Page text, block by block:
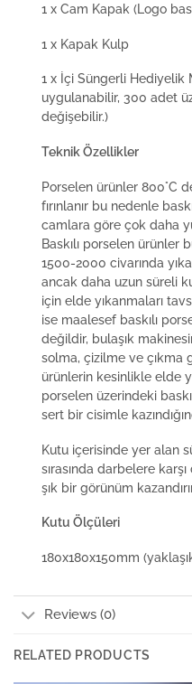
1 x Cam Kapak (Logo
1 x Kapak Kulp
1 x İçi Süngerli Hediyelik
uygulanabilir, 300 adet
değişebilir.)
Teknik Özellikler
Porselen ürünler 800°C
fırınlanır bu nedenle
camlara göre çok daha
Baskılı porselen ürünler
1500-2000 civarında
ancak daha uzun süreli
için elde yıkanmaları
ise maalesef baskılı
değildir, bulaşık
solma, çizilme ve çıkma
ürünlerin kesinlikle elde
porselen üzerindeki
sert bir cisimle
Kutu içerisinde yer alan
sırasında darbelere
şık bir görünüm
Kutu Ölçüleri
180x180x150mm
Reviews (0)
RELATED PRODUCTS